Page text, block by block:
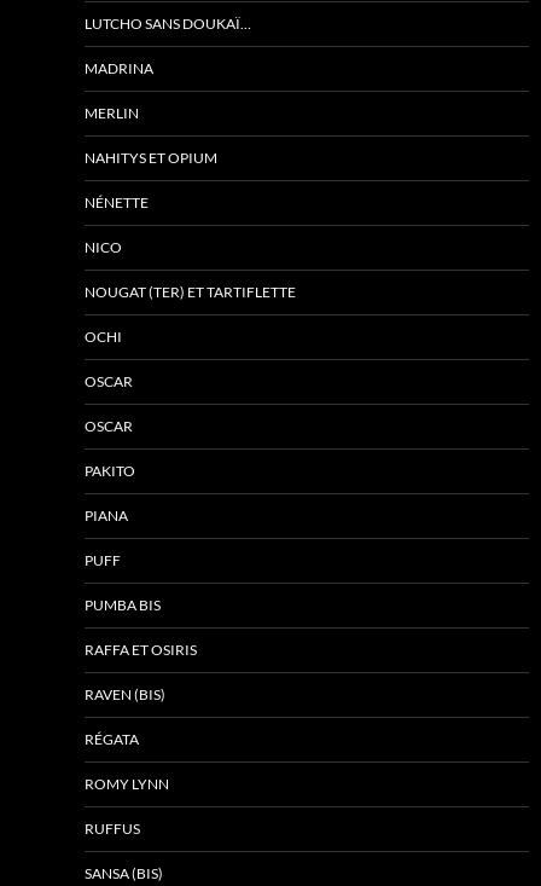
LUTCHO SANS DOUKAÏ…
MADRINA
MERLIN
NAHITYS ET OPIUM
NÉNETTE
NICO
NOUGAT (TER) ET TARTIFLETTE
OCHI
OSCAR
OSCAR
PAKITO
PIANA
PUFF
PUMBA BIS
RAFFA ET OSIRIS
RAVEN (BIS)
RÉGATA
ROMY LYNN
RUFFUS
SANSA (BIS)